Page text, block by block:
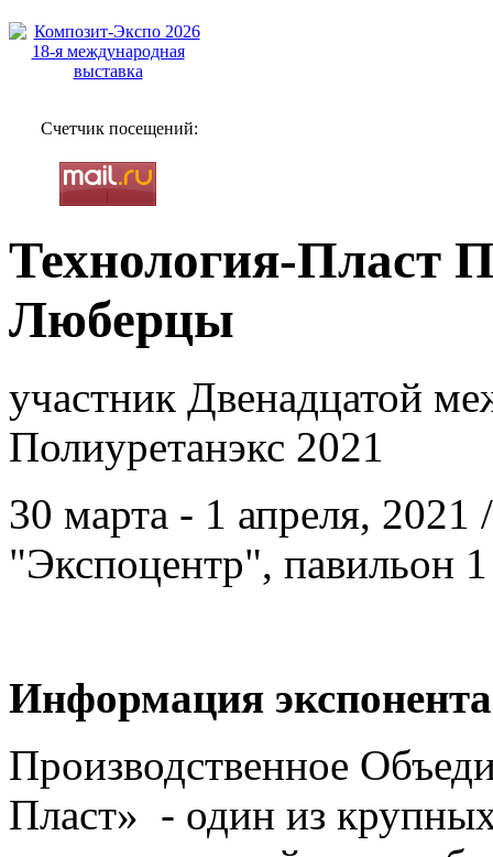
Счетчик посещений:
Технология-Пласт
Люберцы
участник Двенадцатой
Полиуретанэкс 2021
30 марта - 1 апреля,
"Экспоцентр", павильон 1
Информация
Производственное
Пласт» - один из